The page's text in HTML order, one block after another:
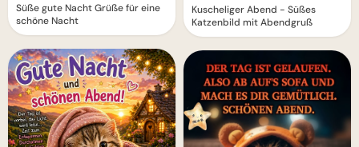
Süße gute Nacht Grüße für eine
schöne Nacht
Kuscheliger Abend - Süßes
Katzenbild mit Abendgruß